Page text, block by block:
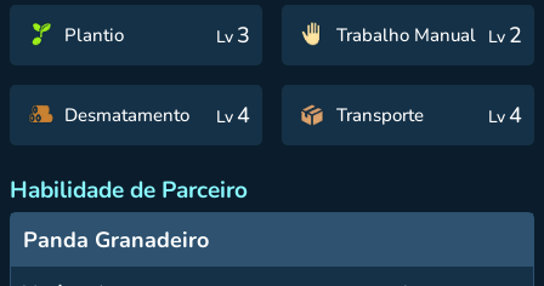
Plantio Lv 3 Trabalho Manual Lv 2
Desmatamento Lv4 Transporte Lv4
Habilidade de Parceiro
Panda Granadeiro